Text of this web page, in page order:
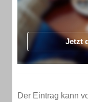
Jetzt
Der Eintrag kann